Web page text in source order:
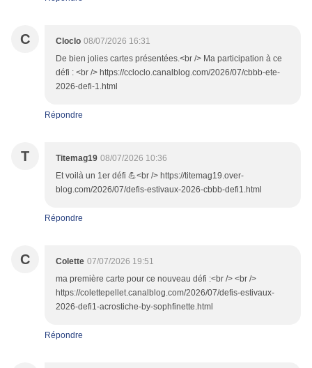
C Cloclo 08/07/2026 16:31
De bien jolies cartes présentées.<br /> Ma participation à ce
défi : <br /> https://ccloclo.canalblog.com/2026/07/cbbb-ete-
2026-defi-1.html
Répondre
T Titemag19 08/07/2026 10:36
Et voilà un 1er défi 💪<br /> https://titemag19.over-
blog.com/2026/07/defis-estivaux-2026-cbbb-defi1.html
Répondre
C Colette 07/07/2026 19:51
ma première carte pour ce nouveau défi :<br /> <br />
https://colettepellet.canalblog.com/2026/07/defis-estivaux-
2026-defi1-acrostiche-by-sophfinette.html
Répondre